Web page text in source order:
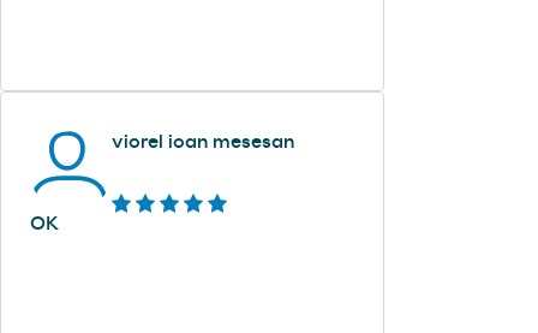
viorel ioan mesesan
OK